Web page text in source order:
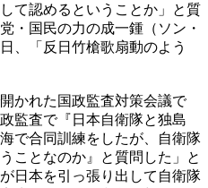
て認めるということか」と質
・国民の力の成一鍾（ソン・
、「反日竹槍歌扇動のよう
かれた国政監査対策会議で
監査で『日本自衛隊と独島
で合同訓練をしたが、自衛隊
ことなのか』と質問した」と
日本を引っ張り出して自衛隊